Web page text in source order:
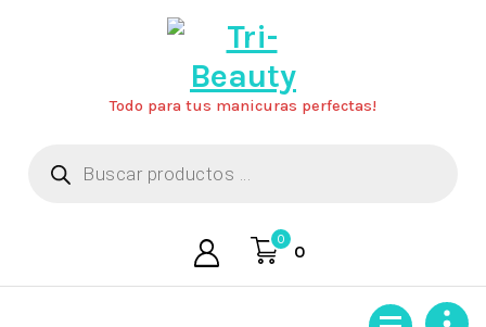
Todo para tus manicuras perfectas!
productos
0
0